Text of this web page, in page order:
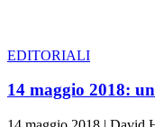
EDITORIALI
14 maggio 2018: